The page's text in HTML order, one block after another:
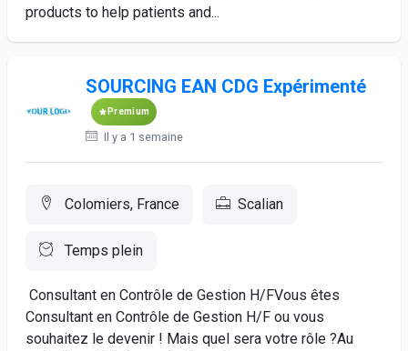
products to help patients and...
SOURCING EAN CDG Expérimenté
Premium
Il y a 1 semaine
Colomiers, France Scalian
Temps plein
Consultant en Contrôle de Gestion H/FVous êtes
Consultant en Contrôle de Gestion H/F ou vous
souhaitez le devenir ! Mais quel sera votre rôle ?Au